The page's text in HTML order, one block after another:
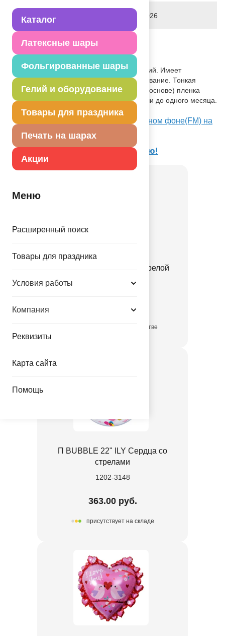
Каталог
Латексные шары
Фольгированные шары
Гелий и оборудование
Товары для праздника
Печать на шарах
Акции
Меню
Расширенный поиск
Товары для праздника
Условия работы
Компания
Реквизиты
Карта сайта
Помощь
Дата последнего изменения
элемента
28-01-2026
10.500 г
Описание товара
При надувании используется только гелий. Имеет
встроенный клапан - что упрощает надувание. Тонкая
миларовая (фольга на полиэтиленовой основе) пленка
позволяет шарам не сдуваться от недели до одного месяца.
#ВесёлаяЗатея
Посмотреть Ф 18" ILY Сердца на красном фоне(FM) на
Портале оптовых закупок
Товар из коллекции Я тебя люблю!
Ф ФИГУРА Сердце со стрелой
147.00 руб.
в достаточном количестве
П BUBBLE 22" ILY Сердца со
стрелами
1202-3148
363.00 руб.
присутствует на складе